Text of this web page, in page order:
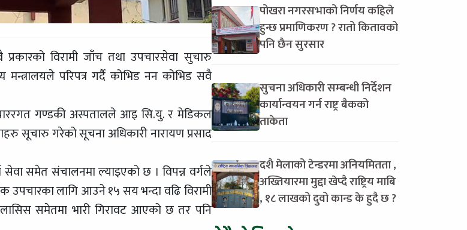
विरामी जाँच तथा उपचारसेवा सुचारु
मन्त्रालयले परिपत्र गर्दै कोभिड नन कोभिड सवै
गण्डकी अस्पतालले आइ सि.यु. र मेडिकल
सूचारु गरेको सूचना अधिकारी नारायण प्रसाद
सेवा समेत संचालनमा ल्याइएको छ । विपन्न वर्गले
लागि आउने १५ सय भन्दा वढि विरामी
समेतमा भारी गिरावट आएको छ तर पनि
पोखरा नगरसभाको निर्णय कहिले
हुन्छ प्रमाणिकरण ? रातो कितावको
पनि छैन सुरसार
सुचना अधिकारी सम्बन्धी निर्देशन
कार्यान्वयन गर्न राष्ट्र बैकको
ताकेता
दशै मेलाको टेन्डरमा अनियमितता ,
अख्तियारमा मुद्दा खेप्दै राष्ट्रिय माबि
, १८ लाखको दुवो कान्ड के हुदै छ ?